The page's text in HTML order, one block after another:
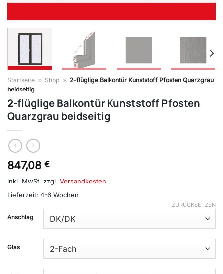
Startseite » Shop » 2-flüglige Balkontür Kunststoff Pfosten Quarzgrau
beidseitig
2-flüglige Balkontür Kunststoff Pfosten
Quarzgrau beidseitig
847,08 €
inkl. MwSt. zzgl. Versandkosten
Lieferzeit: 4-6 Wochen
Anschlag
Glas
ZURÜCKSETZEN